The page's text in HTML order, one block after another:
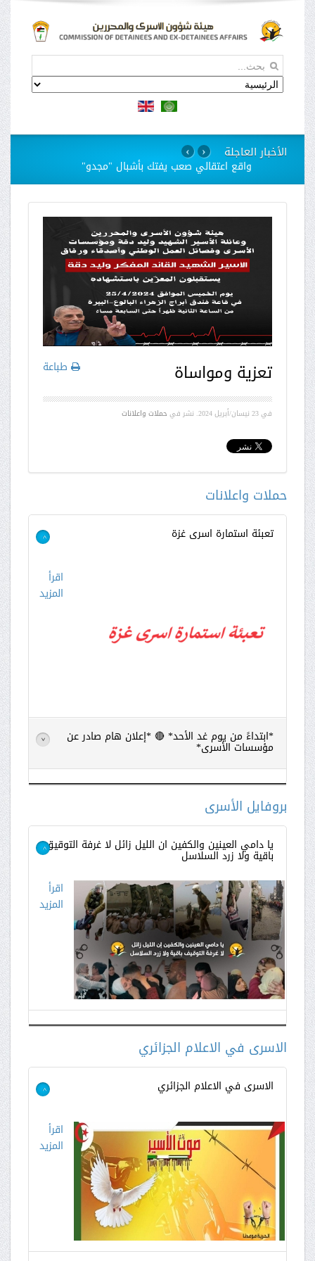
الأخبار العاجلة
واقع اعتقالي صعب يفتك بأشبال "مجدو"
› ‹
طباعة تعزية ومواساة
في23 نيسان/أبريل 2024 . نشر في حملات واعلانات
حملات واعلانات
تعبئة استمارة اسرى غزة >
اقرأ
المزيد
*ابتداءً من يوم غد الأحد* 🔴 *إعلان هام صادر عن
مؤسسات الأسرى* >
اقرأ
بروفايل الأسرى
يا دامي العينين والكفين ان الليل زائل لا غرفة التوقيق
باقية ولا زرد السلاسل >
اقرأ
المزيد
الاسرى في الاعلام الجزائري
الاسرى في الاعلام الجزائري >
اقرأ
المزيد